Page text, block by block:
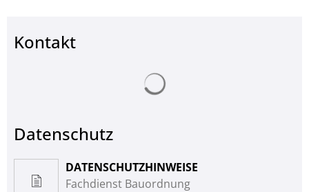
Kontakt
Datenschutz
DATENSCHUTZHINWEISE
Fachdienst Bauordnung